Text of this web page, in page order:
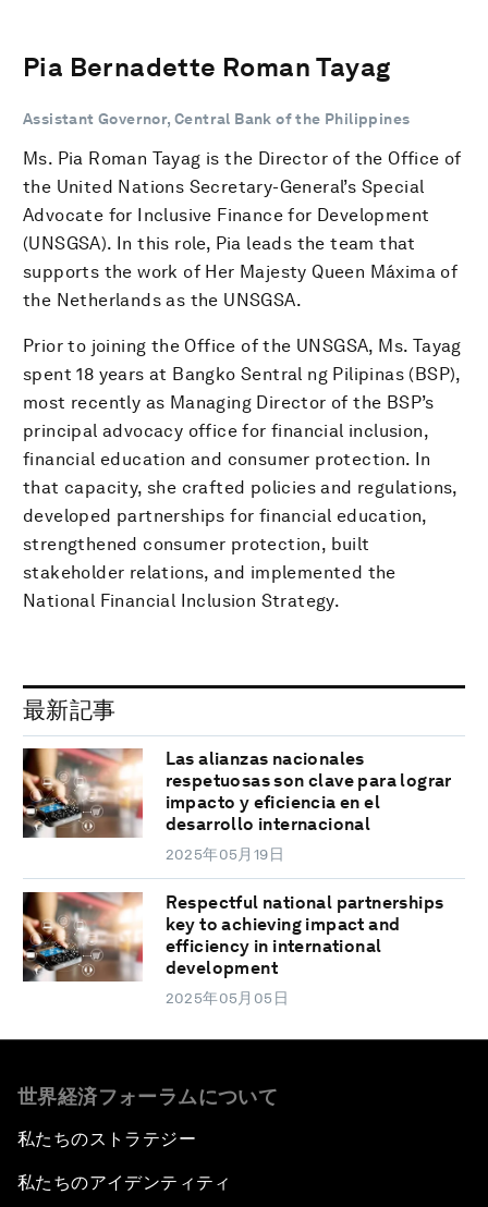
Pia Bernadette Roman Tayag
Assistant Governor, Central Bank of the Philippines
Ms. Pia Roman Tayag is the Director of the Office of
the United Nations Secretary-General’s Special
Advocate for Inclusive Finance for Development
(UNSGSA). In this role, Pia leads the team that
supports the work of Her Majesty Queen Máxima of
the Netherlands as the UNSGSA.
Prior to joining the Office of the UNSGSA, Ms. Tayag
spent 18 years at Bangko Sentral ng Pilipinas (BSP),
most recently as Managing Director of the BSP’s
principal advocacy office for financial inclusion,
financial education and consumer protection. In
that capacity, she crafted policies and regulations,
developed partnerships for financial education,
strengthened consumer protection, built
stakeholder relations, and implemented the
National Financial Inclusion Strategy.
最新記事
Las alianzas nacionales
respetuosas son clave para lograr
impacto y eficiencia en el
desarrollo internacional
2025年05月19日
Respectful national partnerships
key to achieving impact and
efficiency in international
development
2025年05月05日
世界経済フォーラムについて
私たちのストラテジー
私たちのアイデンティティ